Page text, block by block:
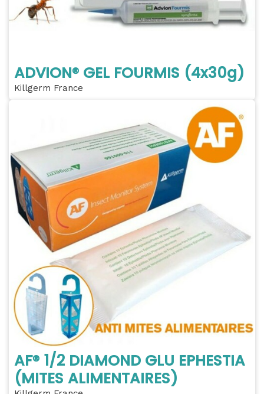
ADVION® GEL FOURMIS (4x30g)
Killgerm France
AF® 1/2 DIAMOND GLU EPHESTIA
(MITES ALIMENTAIRES)